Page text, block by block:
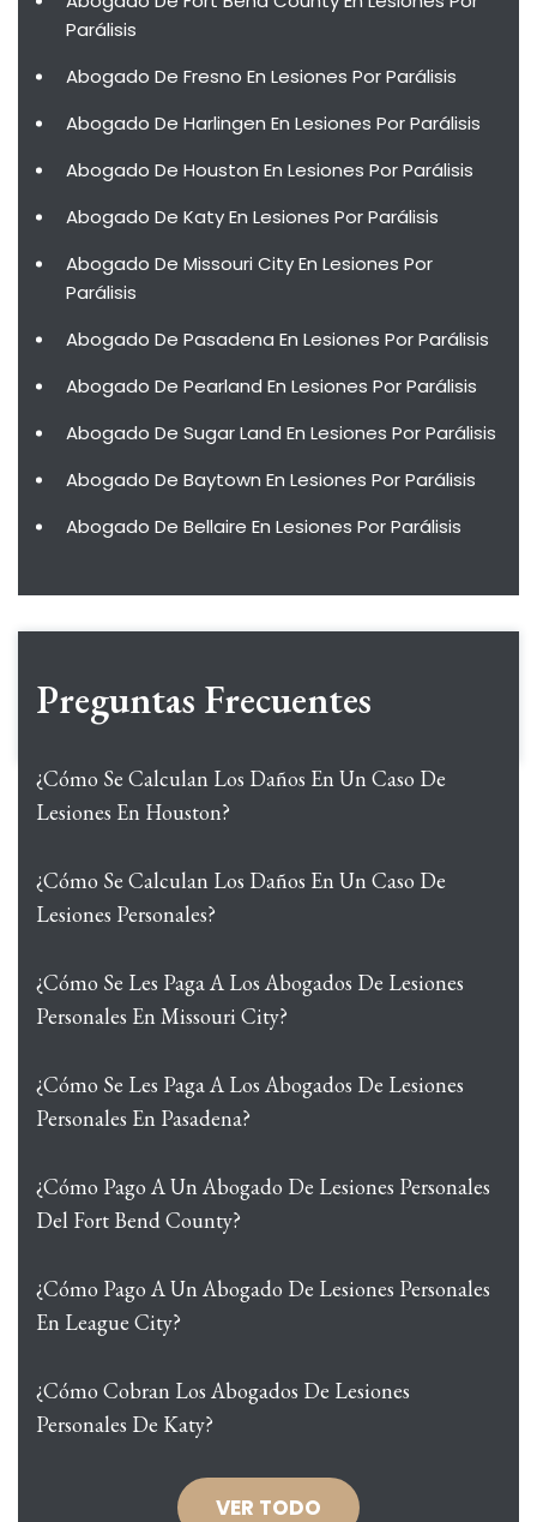
Parálisis
Abogado De Fresno En Lesiones Por Parálisis
Abogado De Harlingen En Lesiones Por Parálisis
Abogado De Houston En Lesiones Por Parálisis
Abogado De Katy En Lesiones Por Parálisis
Abogado De Missouri City En Lesiones Por
Parálisis
Abogado De Pasadena En Lesiones Por Parálisis
Abogado De Pearland En Lesiones Por Parálisis
Abogado De Sugar Land En Lesiones Por Parálisis
Abogado De Baytown En Lesiones Por Parálisis
Abogado De Bellaire En Lesiones Por Parálisis
Preguntas Frecuentes
¿Cómo Se Calculan Los Daños En Un Caso De
Lesiones En Houston?
¿Cómo Se Calculan Los Daños En Un Caso De
Lesiones Personales?
¿Cómo Se Les Paga A Los Abogados De Lesiones
Personales En Missouri City?
¿Cómo Se Les Paga A Los Abogados De Lesiones
Personales En Pasadena?
¿Cómo Pago A Un Abogado De Lesiones Personales
Del Fort Bend County?
¿Cómo Pago A Un Abogado De Lesiones Personales
En League City?
¿Cómo Cobran Los Abogados De Lesiones
Personales De Katy?
VER TODO